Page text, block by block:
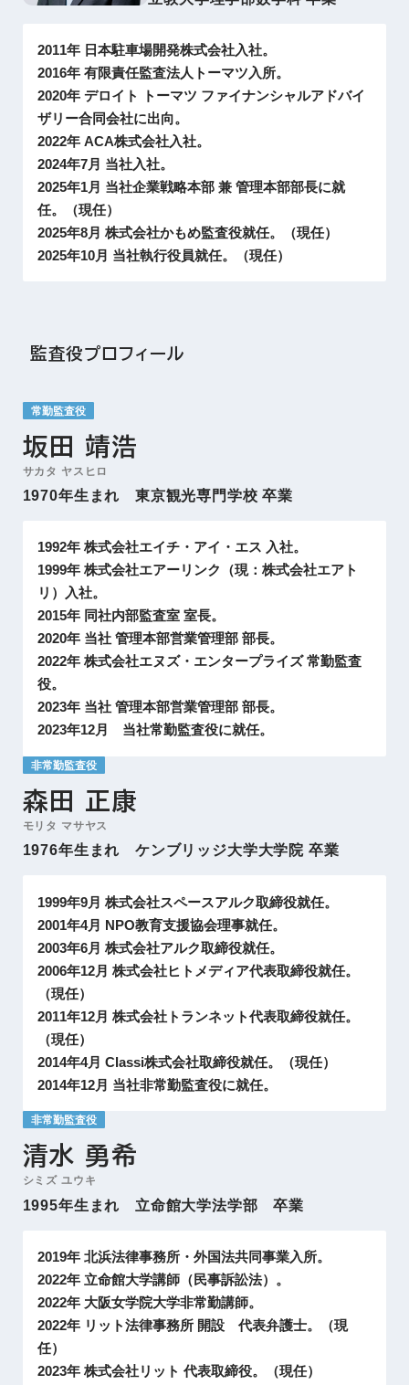
2011年 日本駐車場開発株式会社入社。
2016年 有限責任監査法人トーマツ入所。
2020年 デロイト トーマツ ファイナンシャルアドバイ
ザリー合同会社に出向。
2022年 ACA株式会社入社。
2024年7月 当社入社。
2025年1月 当社企業戦略本部 兼 管理本部部長に就
任。（現任）
2025年8月 株式会社かもめ監査役就任。（現任）
2025年10月 当社執行役員就任。（現任）
監査役プロフィール
常勤監査役
坂田 靖浩
サカタ ヤスヒロ
1970年生まれ 東京観光専門学校 卒業
1992年 株式会社エイチ・アイ・エス 入社。
1999年 株式会社エアーリンク（現：株式会社エアト
リ）入社。
2015年 同社内部監査室 室長。
2020年 当社 管理本部営業管理部 部長。
2022年 株式会社エヌズ・エンタープライズ 常勤監査
役。
2023年 当社 管理本部営業管理部 部長。
2023年12月 当社常勤監査役に就任。
非常勤監査役
森田 正康
モリタ マサヤス
1976年生まれ ケンブリッジ大学大学院 卒業
1999年9月 株式会社スペースアルク取締役就任。
2001年4月 NPO教育支援協会理事就任。
2003年6月 株式会社アルク取締役就任。
2006年12月 株式会社ヒトメディア代表取締役就任。
（現任）
2011年12月 株式会社トランネット代表取締役就任。
（現任）
2014年4月 Classi株式会社取締役就任。（現任）
2014年12月 当社非常勤監査役に就任。
非常勤監査役
清水 勇希
シミズ ユウキ
1995年生まれ 立命館大学法学部 卒業
2019年 北浜法律事務所・外国法共同事業入所。
2022年 立命館大学講師（民事訴訟法）。
2022年 大阪女学院大学非常勤講師。
2022年 リット法律事務所 開設 代表弁護士。（現
任）
2023年 株式会社リット 代表取締役。（現任）